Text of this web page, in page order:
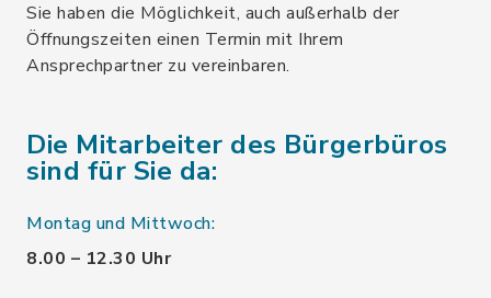
Sie haben die Möglichkeit, auch außerhalb der
Öffnungszeiten einen Termin mit Ihrem
Ansprechpartner zu vereinbaren.
Die Mitarbeiter des Bürgerbüros
sind für Sie da:
Montag und Mittwoch:
8.00 – 12.30 Uhr